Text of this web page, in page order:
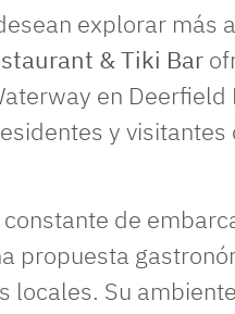
explorar más
& Tiki Bar
en
y
de
propuesta
locales. Su